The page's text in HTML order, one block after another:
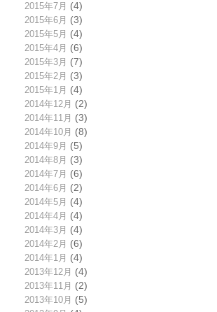
2015年7月 (4)
2015年6月 (3)
2015年5月 (4)
2015年4月 (6)
2015年3月 (7)
2015年2月 (3)
2015年1月 (4)
2014年12月 (2)
2014年11月 (3)
2014年10月 (8)
2014年9月 (5)
2014年8月 (3)
2014年7月 (6)
2014年6月 (2)
2014年5月 (4)
2014年4月 (4)
2014年3月 (4)
2014年2月 (6)
2014年1月 (4)
2013年12月 (4)
2013年11月 (2)
2013年10月 (5)